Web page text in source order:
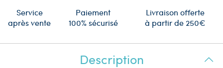
Service
après vente
Paiement
100% sécurisé
Livraison offerte
à partir de 250€
Description